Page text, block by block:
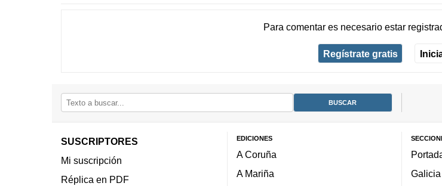
Para comentar es necesario estar
Regístrate gratis
SUSCRIPTORES
Mi suscripción
Réplica en PDF
EDICIONES
A Coruña
A Mariña
Galicia